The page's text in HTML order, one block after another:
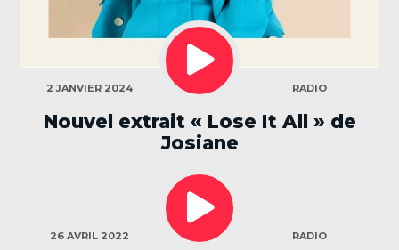
2 JANVIER 2024
LECTEUR
AUDIO
CATÉGORIES
RADIO
Nouvel extrait « Lose It All » de
Josiane
26 AVRIL 2022
LECTEUR
AUDIO
CATÉGORIES
RADIO